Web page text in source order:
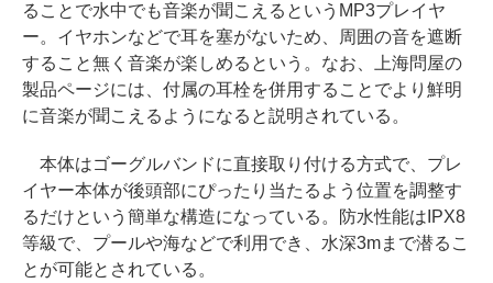
ることで水中でも音楽が聞こえるというMP3プレイヤ
ー。イヤホンなどで耳を塞がないため、周囲の音を遮断
すること無く音楽が楽しめるという。なお、上海問屋の
製品ページには、付属の耳栓を併用することでより鮮明
に音楽が聞こえるようになると説明されている。
本体はゴーグルバンドに直接取り付ける方式で、プレ
イヤー本体が後頭部にぴったり当たるよう位置を調整す
るだけという簡単な構造になっている。防水性能はIPX8
等級で、プールや海などで利用でき、水深3mまで潜るこ
とが可能とされている。